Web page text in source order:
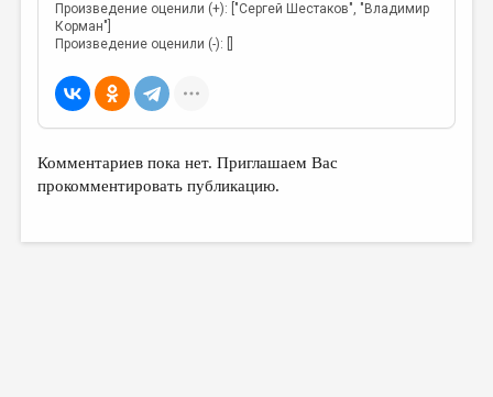
Произведение оценили (+): ["Сергей Шестаков", "Владимир
Корман"]
Произведение оценили (-): []
Комментариев пока нет. Приглашаем Вас
прокомментировать публикацию.